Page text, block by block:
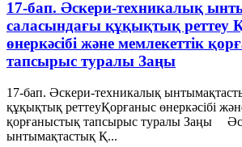
17-бап. Әскери-техникалық
саласындағы құқықтық реттеу
өнеркәсібі және мемлекеттік
тапсырыс туралы Заңы
17-бап. Әскери-техникалық
құқықтық реттеуҚорғаныс өнеркәсібі
қорғаныстық тапсырыс туралы Заңы
ынтымақтастық Қ...